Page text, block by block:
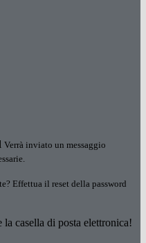
Verrà inviato un messaggio
Effettua il reset della password
casella di posta elettronica!